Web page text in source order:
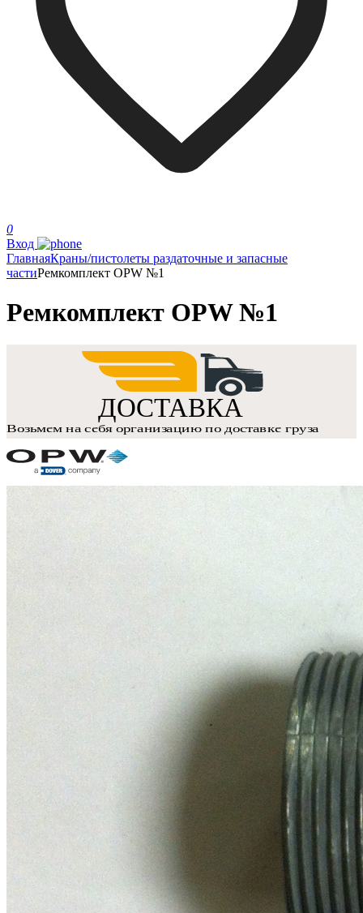
0
Вход
ГлавнаяКраны/пистолеты раздаточные и запасные
частиРемкомплект OPW №1
Ремкомплект OPW №1